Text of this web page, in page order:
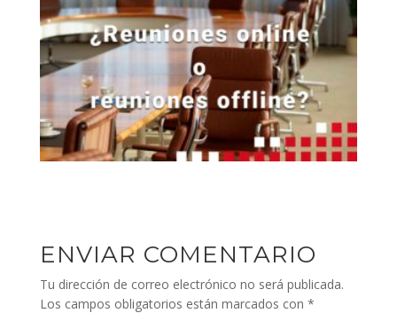
ENVIAR COMENTARIO
Tu dirección de correo electrónico no será publicada.
Los campos obligatorios están marcados con *